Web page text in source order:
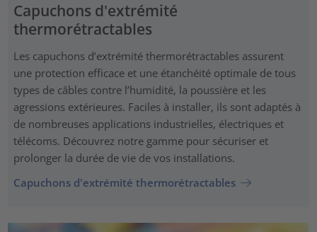
Capuchons d'extrémité
thermorétractables
Les capuchons d’extrémité thermorétractables assurent
une protection efficace et une étanchéité optimale de tous
types de câbles contre l’humidité, la poussière et les
agressions extérieures. Faciles à installer, ils sont adaptés à
de nombreuses applications industrielles, électriques et
télécoms. Découvrez notre gamme pour sécuriser et
prolonger la durée de vie de vos installations.
Capuchons d'extrémité thermorétractables